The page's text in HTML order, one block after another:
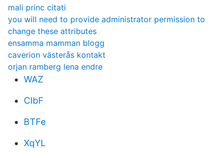
mali princ citati
you will need to provide administrator permission to
change these attributes
ensamma mamman blogg
caverion västerås kontakt
orjan ramberg lena endre
WAZ
CIbF
BTFe
XqYL